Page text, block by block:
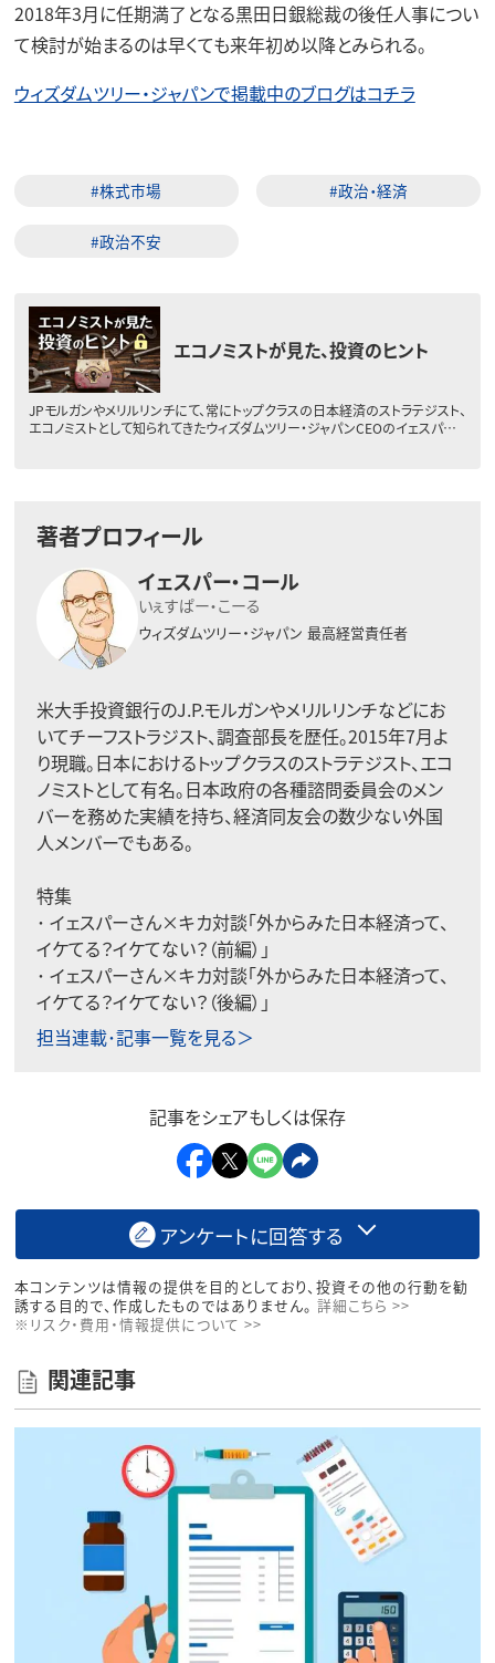
2018年3月に任期満了となる黒田日銀総裁の後任人事につい
て検討が始まるのは早くても来年初め以降とみられる。
ウィズダムツリー・ジャパンで掲載中のブログはコチラ
#株式市場 #政治・経済
#政治不安
エコノミストが見た、投資のヒント
JPモルガンやメリルリンチにて、常にトップクラスの日本経済のストラテジスト、
エコノミストとして知られてきたウィズダムツリー・ジャパンCEOのイェスパ…
著者プロフィール
イェスパー・コール
いぇすぱー・こーる
ウィズダムツリー・ジャパン 最高経営責任者
米大手投資銀行のJ.P.モルガンやメリルリンチなどにお
いてチーフストラジスト、調査部長を歴任。2015年7月よ
り現職。日本におけるトップクラスのストラテジスト、エコ
ノミストとして有名。日本政府の各種諮問委員会のメン
バーを務めた実績を持ち、経済同友会の数少ない外国
人メンバーでもある。
特集
･ イェスパーさん×キカ対談「外からみた日本経済って、
イケてる？イケてない？ （前編） 」
･ イェスパーさん×キカ対談「外からみた日本経済って、
イケてる？イケてない？（後編） 」
担当連載･記事一覧を見る＞
記事をシェアもしくは保存
アンケートに回答する
本コンテンツは情報の提供を目的としており、投資その他の行動を勧
誘する目的で、作成したものではありません。 詳細こちら >>
※リスク・費用・情報提供について >>
関連記事